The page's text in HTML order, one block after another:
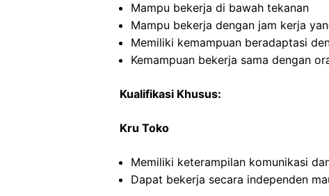
Mampu bekerja di bawah tekanan
Mampu bekerja dengan jam kerja
Memiliki kemampuan beradaptasi
Kemampuan bekerja sama dengan
Kualifikasi Khusus:
Kru Toko
Memiliki keterampilan komunikasi
Dapat bekerja secara independen